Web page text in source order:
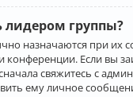
лидером группы?
назначаются при их
конференции. Если вы
свяжитесь с
ему личное